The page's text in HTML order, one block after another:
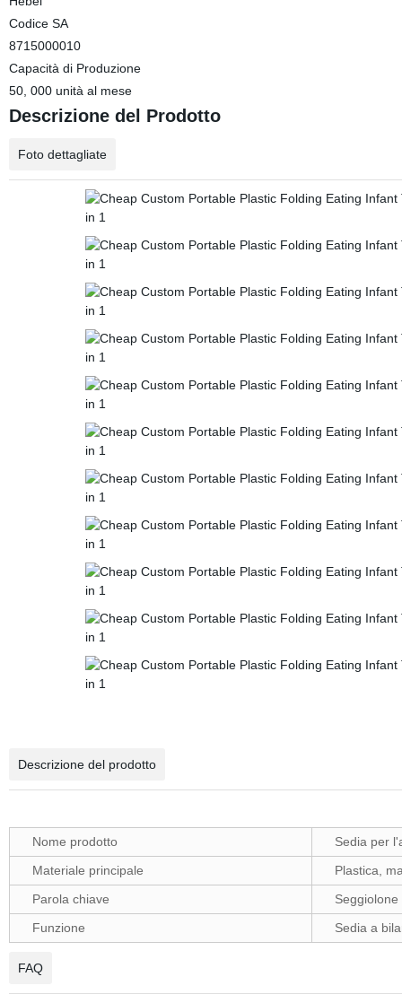
Codice SA
8715000010
Capacità di Produzione
50, 000 unità al mese
Descrizione del Prodotto
Foto dettagliate
Descrizione del prodotto
Nome prodotto
Sedia per
Materiale principale
Plastica,
Parola chiave
Funzione
Sedia a
FAQ